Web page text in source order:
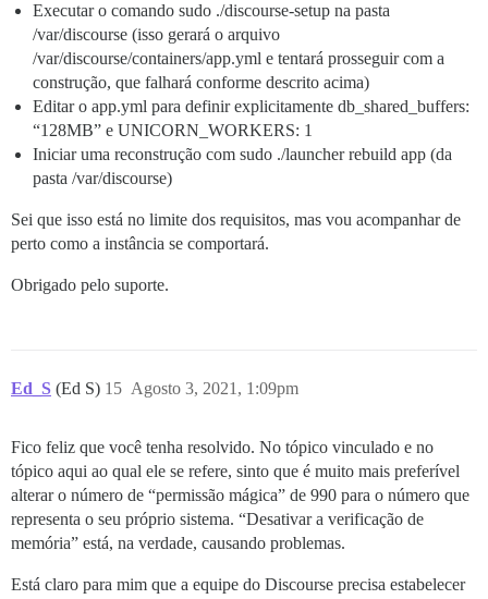
Executar o comando sudo ./discourse-setup na pasta
/var/discourse (isso gerará o arquivo
/var/discourse/containers/app.yml e tentará prosseguir com a
construção, que falhará conforme descrito acima)
Editar o app.yml para definir explicitamente db_shared_buffers:
“128MB” e UNICORN_WORKERS: 1
Iniciar uma reconstrução com sudo ./launcher rebuild app (da
pasta /var/discourse)
Sei que isso está no limite dos requisitos, mas vou acompanhar de
perto como a instância se comportará.
Obrigado pelo suporte.
Ed_S (Ed S) Agosto 3, 2021, 1:09pm
15
Fico feliz que você tenha resolvido. No tópico vinculado e no
tópico aqui ao qual ele se refere, sinto que é muito mais preferível
alterar o número de “permissão mágica” de 990 para o número que
representa o seu próprio sistema. “Desativar a verificação de
memória” está, na verdade, causando problemas.
Está claro para mim que a equipe do Discourse precisa estabelecer